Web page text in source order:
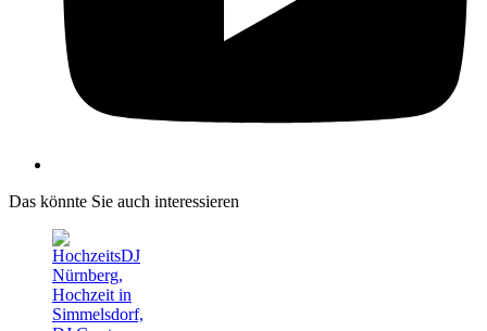
Das könnte Sie auch interessieren